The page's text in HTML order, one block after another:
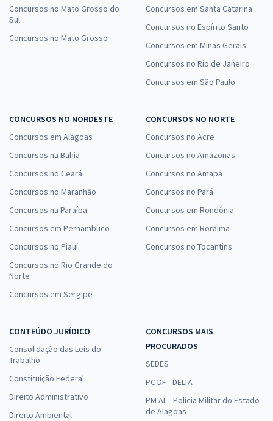
Concursos no Mato Grosso do
Sul
Concursos no Mato Grosso
Concursos em Santa Catarina
Concursos no Espírito Santo
Concursos em Minas Gerais
Concursos no Rio de Janeiro
Concursos em São Paulo
CONCURSOS NO NORDESTE
Concursos em Alagoas
Concursos na Bahia
Concursos no Ceará
Concursos no Maranhão
Concursos na Paraíba
Concursos em Pernambuco
Concursos no Piauí
Concursos no Rio Grande do
Norte
Concursos em Sergipe
CONCURSOS NO NORTE
Concursos no Acre
Concursos no Amazonas
Concursos no Amapá
Concursos no Pará
Concursos em Rondônia
Concursos em Roraima
Concursos no Tocantins
CONTEÚDO JURÍDICO
Consolidação das Leis do
Trabalho
Constituição Federal
Direito Administrativo
Direito Ambiental
CONCURSOS MAIS
PROCURADOS
SEDES
PC DF - DELTA
PM AL - Polícia Militar do Estado
de Alagoas